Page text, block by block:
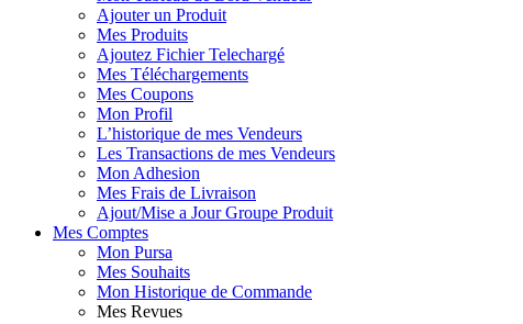
Ajouter un Produit
Mes Produits
Ajoutez Fichier Telechargé
Mes Téléchargements
Mes Coupons
Mon Profil
L’historique de mes Vendeurs
Les Transactions de mes Vendeurs
Mon Adhesion
Mes Frais de Livraison
Ajout/Mise a Jour Groupe Produit
Mes Comptes
Mon Pursa
Mes Souhaits
Mon Historique de Commande
Mes Revues